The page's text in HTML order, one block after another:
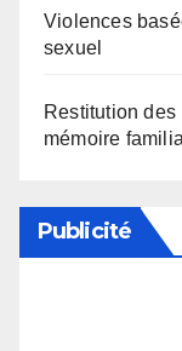
Violences
sexuel
Restitution
mémoire
Publicité